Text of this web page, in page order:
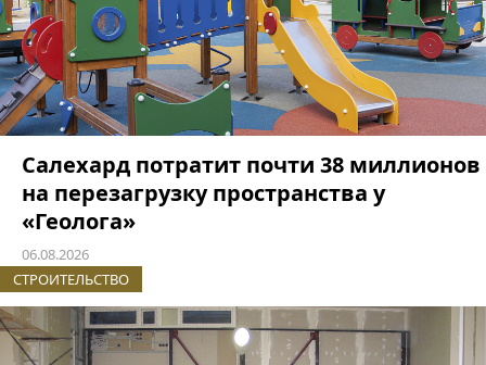
Салехард потратит почти 38 миллионов
на перезагрузку пространства у
«Геолога»
06.08.2026
СТРОИТЕЛЬСТВО